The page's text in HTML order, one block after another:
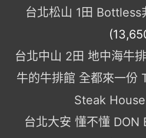
台北松山 1田 Bottless
台北中山 2田 地中海牛
牛的牛排館 全都來一
Steak House
台北大安 懂不懂 DON